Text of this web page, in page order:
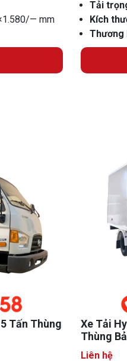
— mm
Tải
Kích
Thương
Tấn Thùng
Xe Tải
Thùng
Liên hệ